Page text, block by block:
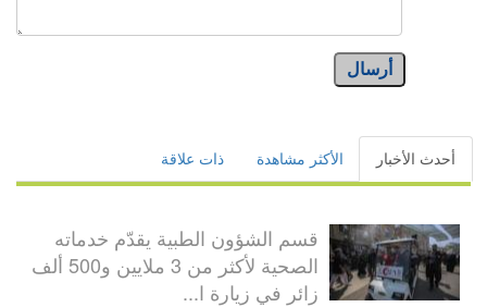
أرسال
أحدث الأخبار الأكثر مشاهدة ذات علاقة
قسم الشؤون الطبية يقدّم خدماته
الصحية لأكثر من 3 ملايين و500 ألف
زائر في زيارة ا...